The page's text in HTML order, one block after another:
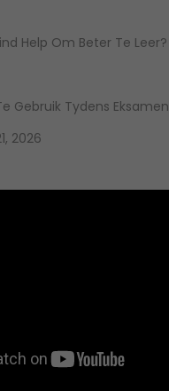
Help Om Beter Te Leer?
Gebruik Tydens Eksamen
2026